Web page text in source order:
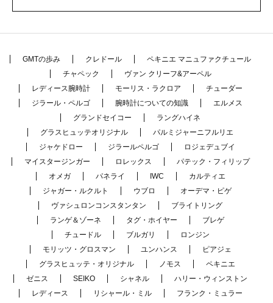
GMTの歩み クレドール
ペキニエ マニュファクチュール
チャペック
ヴァン クリーフ&アーペル
レディース腕時計
モーリス・ラクロア
チューダー
ジラール・ペルゴ
腕時計についての知識
エルメス
グランドセイコー
ラングハイネ
グラスヒュッテオリジナル
パルミジャーニフルリエ
ジャケドロー
ジラールペルゴ
ロジェデュブイ
マイスタージンガー
ロレックス
パテック・フィリップ
オメガ
パネライ IWC
カルティエ
ジャガー・ルクルト
ウブロ
オーデマ・ピゲ
ヴァシュロンコンスタンタン
ブライトリング
ランゲ＆ゾーネ
タグ・ホイヤー
ブレゲ
チュードル
ブルガリ
ロンジン
モリッツ・グロスマン
ユンハンス
ピアジェ
グラスヒュッテ・オリジナル
ノモス
ペキニエ
ゼニス
SEIKO シャネル
ハリー・ウィンストン
レディース
リシャール・ミル
フランク・ミュラー